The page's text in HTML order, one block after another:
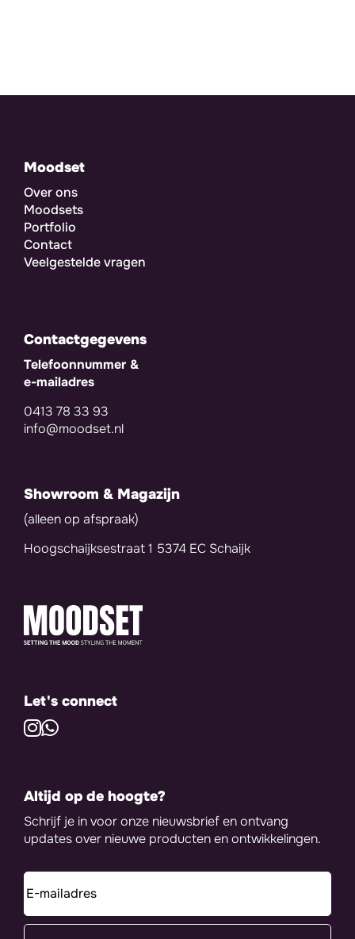
Moodset
Over ons
Moodsets
Portfolio
Contact
Veelgestelde vragen
Contactgegevens
Telefoonnummer &
e-mailadres
0413 78 33 93
info@moodset.nl
Showroom & Magazijn
(alleen op afspraak)
Hoogschaijksestraat 1 5374 EC Schaijk
Let's connect
Altijd op de hoogte?
Schrijf je in voor onze nieuwsbrief en ontvang
updates over nieuwe producten en ontwikkelingen.